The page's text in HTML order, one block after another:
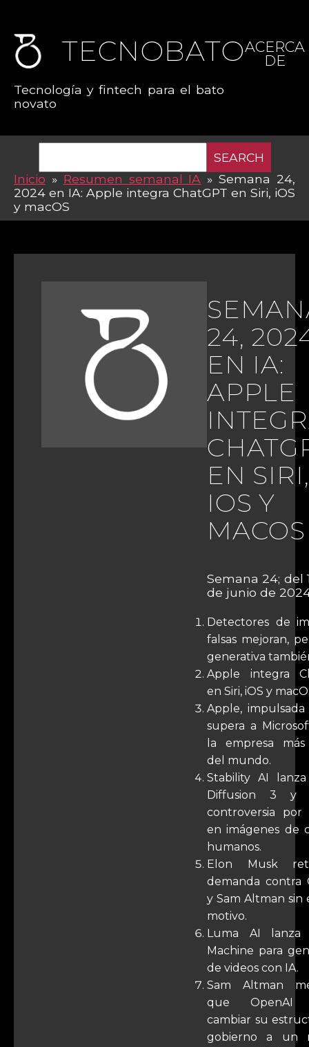
TECNOBATO
Tecnología y fintech para el bato
novato
ACERCA
DE
SEARCH
Inicio » Resumen semanal IA »Semana 24,
2024 en IA: Apple integra ChatGPT en Siri, iOS
y macOS
24,
EN IA:
APPLE
EN SIRI,
IOS Y
MACOS
Semana 24; del
de junio de
Detectores de
falsas mejoran,
generativa
Apple integra
en Siri, iOS y
Apple,
supera a
la empresa más
del mundo.
Stability AI
Diffusion 3 y
controversia por
en imágenes de
humanos.
Elon Musk
demanda contra
y Sam Altman sin
motivo.
Luma AI lanza
Machine para
de videos con IA.
Sam Altman
que OpenAI
cambiar su
gobierno a un